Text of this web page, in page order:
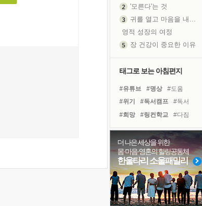
'모른다'는 것
귀를 열고 마음을 내어주고
영적 성장의 여정
장 건강이 중요한 이유
흙이 된 몸으로 출근하는 여자
꿈이 실제가 되는 것
'말 타는 법'을 먼저
졸업식 사진을 보며
아픈 아버지를 위한 공간 설계
극심한 변비, 어깨결림, 수면 장애
보고 싶은 어머니
태그로 보는 아침편지
#유튜브 #명상
#도움
#위기
#독서캠프
#독서
#희망
#링컨학교
#다짐
#극복
#비전캠프
#바이러스
#힐링
#리더
#나눔
#아이들
#친구
#면역력
#경험 #건강
더 나은 세상을 위한
몸·마음·영혼의 힐링공동체
한울타리 소울패밀리